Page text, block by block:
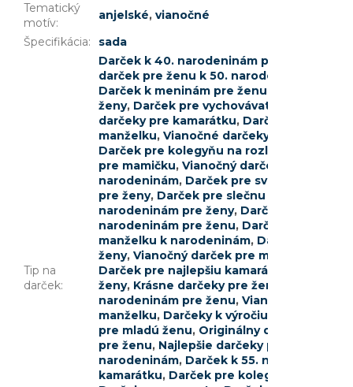
Tematický
motív:
anjelské, vianočné
Špecifikácia: sada
Tip na
darček:
Darček k 40. narodeninám pre ženu
darček pre ženu k 50. narodeninám
Darček k meninám pre ženu
ženy, Darček pre vychovávateľku
darčeky pre kamarátku, Darček k
manželku, Vianočné darčeky pre priateľku
Darček pre kolegyňu na rozlúčku
pre mamičku, Vianočný darček pre svokru
narodeninám, Darček pre svedkyňu
pre ženy, Darček pre slečnu 21 rokov
narodeninám pre ženy, Darček k 33.
narodeninám pre ženu, Darček pre tetu
manželku k narodeninám, Darček pre
ženy, Vianočný darček pre mamičku
Darček pre najlepšiu kamarátku
ženy, Krásne darčeky pre ženy
narodeninám pre ženu, Vianočné
manželku, Darčeky k výročiu pre ženy
pre mladú ženu, Originálny darček pre
pre ženu, Najlepšie darčeky pre priateľku
narodeninám, Darček k 55. narodeninám
kamarátku, Darček pre kolegyňu